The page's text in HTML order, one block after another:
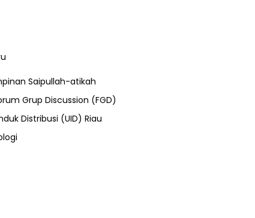
Saipullah-atikah
Grup Discussion (FGD)
Distribusi (UID) Riau